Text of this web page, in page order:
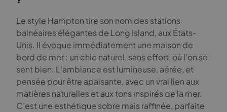
Le style Hampton tire son nom des stations
balnéaires élégantes de Long Island, aux États-
Unis. Il évoque immédiatement une maison de
bord de mer : un chic naturel, sans effort, où l’on se
sent bien. L’ambiance est lumineuse, aérée, et
pensée pour être apaisante, avec un vrai lien aux
matières naturelles et aux tons inspirés de la mer.
C’est une esthétique sobre mais raffinée, parfaite